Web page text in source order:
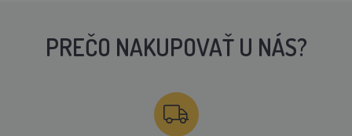
PREČO NAKUPOVAŤ U NÁS?